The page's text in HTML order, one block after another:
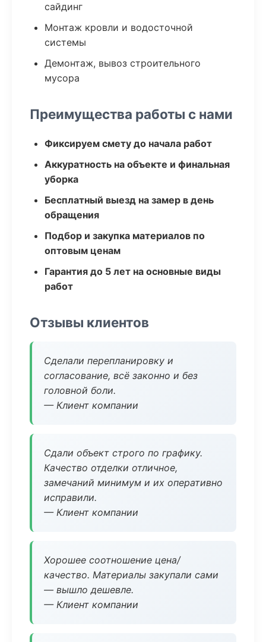
сайдинг
Монтаж кровли и водосточной
системы
Демонтаж, вывоз строительного
мусора
Преимущества работы с нами
Фиксируем смету до начала работ
Аккуратность на объекте и финальная
уборка
Бесплатный выезд на замер в день
обращения
Подбор и закупка материалов по
оптовым ценам
Гарантия до 5 лет на основные виды
работ
Отзывы клиентов
Сделали перепланировку и
согласование, всё законно и без
головной боли.
— Клиент компании
Сдали объект строго по графику.
Качество отделки отличное,
замечаний минимум и их оперативно
исправили.
— Клиент компании
Хорошее соотношение цена/
качество. Материалы закупали сами
— вышло дешевле.
— Клиент компании